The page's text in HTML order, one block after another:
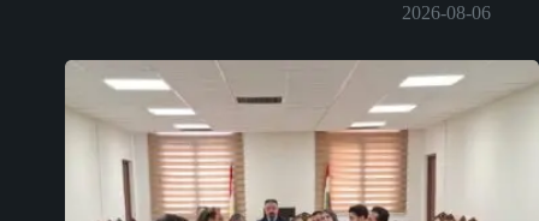
2026-08-06